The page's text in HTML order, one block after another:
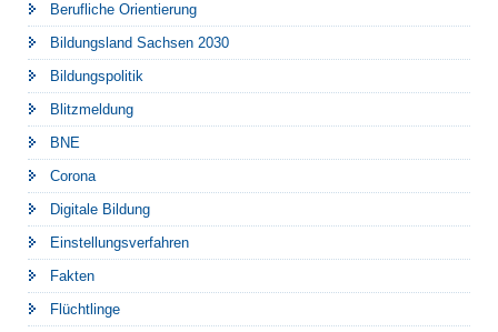
Berufliche Orientierung
Bildungsland Sachsen 2030
Bildungspolitik
Blitzmeldung
BNE
Corona
Digitale Bildung
Einstellungsverfahren
Fakten
Flüchtlinge